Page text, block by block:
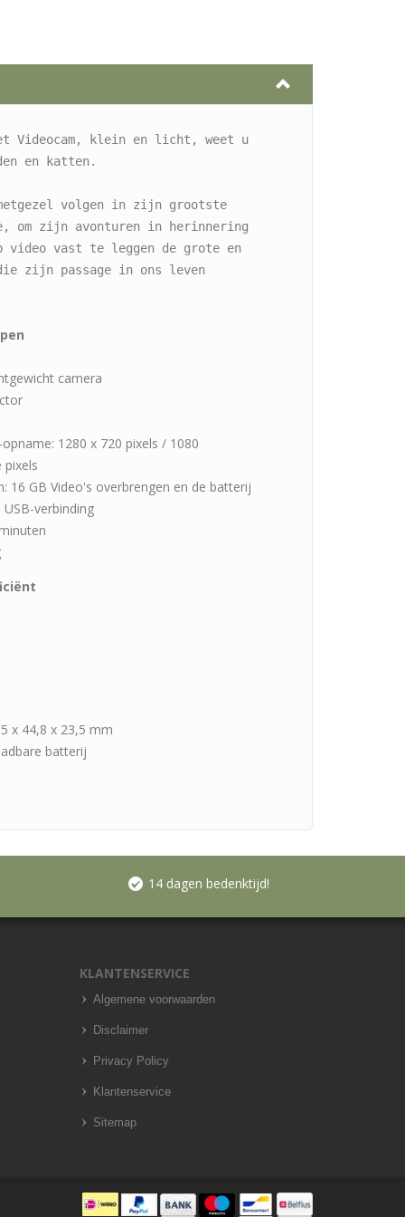
Pet Videocam, klein en licht, weet u
en katten.
volgen in zijn grootste
om zijn avonturen in herinnering
video vast te leggen de grote en
zijn passage in ons leven
camera
1280 x 720 pixels / 1080
pixels
16 GB Video's overbrengen en de batterij
verbinding
x 44,8 x 23,5 mm
batterij
14 dagen bedenktijd!
KLANTENSERVICE
Algemene voorwaarden
Disclaimer
Privacy Policy
Klantenservice
Sitemap